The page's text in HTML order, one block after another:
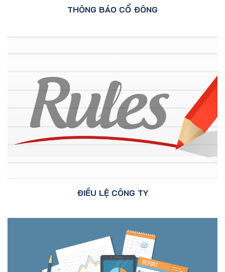
THÔNG BÁO CỔ ĐÔNG
ĐIỀU LỆ CÔNG TY